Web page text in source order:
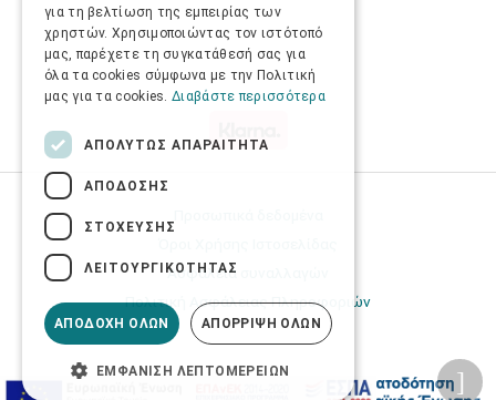
Ασφάλεια συναλλαγών
Πολιτική Ασφάλειας Πληροφοριών
για τη βελτίωση της εμπειρίας των
χρηστών. Χρησιμοποιώντας τον ιστότοπό
μας, παρέχετε τη συγκατάθεσή σας για
όλα τα cookies σύμφωνα με την Πολιτική
μας για τα cookies. Διαβάστε περισσότερα
ΑΠΟΛΎΤΩΣ ΑΠΑΡΑΊΤΗΤΑ
ΑΠΌΔΟΣΗΣ
ΣΤΌΧΕΥΣΗΣ
ΛΕΙΤΟΥΡΓΙΚΌΤΗΤΑΣ
ΑΠΟΔΟΧΉ ΌΛΩΝ ΑΠΌΡΡΙΨΗ ΌΛΩΝ
ΕΜΦΆΝΙΣΗ ΛΕΠΤΟΜΕΡΕΙΏΝ